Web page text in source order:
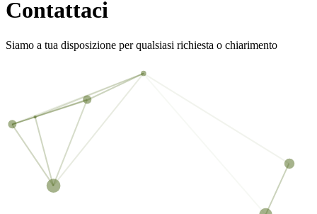
Contattaci
Siamo a tua disposizione per qualsiasi richiesta o chiarimento